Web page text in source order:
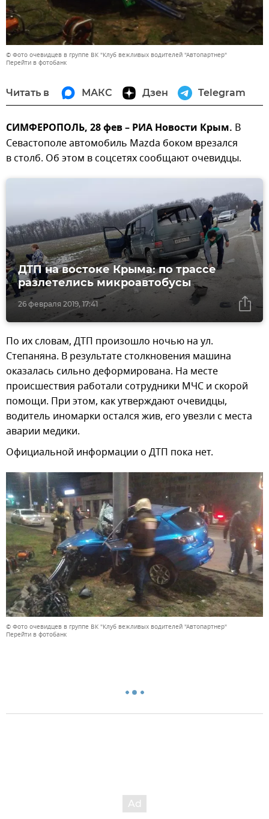
© Фото очевидцев в группе ВК "Клуб вежливых водителей "Автопартнер"
Перейти в фотобанк
Читать в МАКС Дзен Telegram
СИМФЕРОПОЛЬ, 28 фев – РИА Новости Крым. В
Севастополе автомобиль Mazda боком врезался
в столб. Об этом в соцсетях сообщают очевидцы.
26 февраля 2019, 17:41
ДТП на востоке Крыма: по трассе
разлетелись микроавтобусы
По их словам, ДТП произошло ночью на ул.
Степаняна. В результате столкновения машина
оказалась сильно деформирована. На месте
происшествия работали сотрудники МЧС и скорой
помощи. При этом, как утверждают очевидцы,
водитель иномарки остался жив, его увезли с места
аварии медики.
Официальной информации о ДТП пока нет.
© Фото очевидцев в группе ВК "Клуб вежливых водителей "Автопартнер"
Перейти в фотобанк